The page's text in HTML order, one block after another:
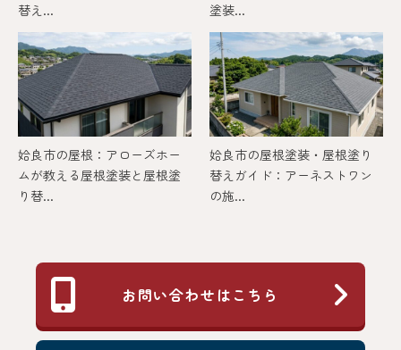
替え...
塗装...
姶良市の屋根：アローズホー
ムが教える屋根塗装と屋根塗
り替...
姶良市の屋根塗装・屋根塗り
替えガイド：アーネストワン
の施...
お問い合わせはこちら